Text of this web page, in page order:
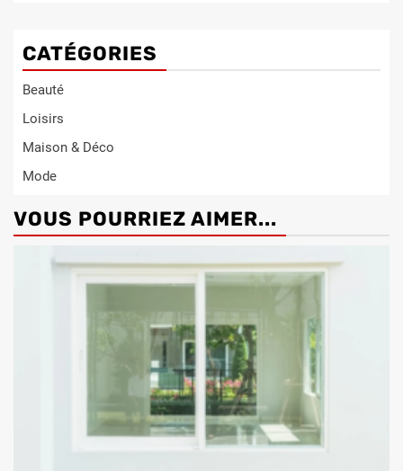
CATÉGORIES
Beauté
Loisirs
Maison & Déco
Mode
VOUS POURRIEZ AIMER...